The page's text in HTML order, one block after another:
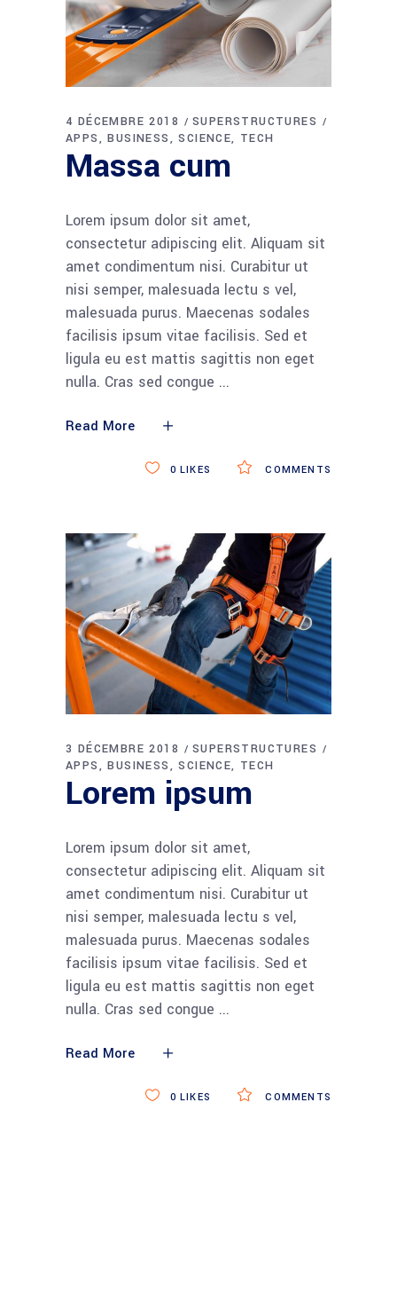
4 DÉCEMBRE 2018
SUPERSTRUCTURES
APPS
BUSINESS SCIENCE TECH
Massa cum
Lorem ipsum dolor sit amet,
consectetur adipiscing elit. Aliquam sit
amet condimentum nisi. Curabitur ut
nisi semper, malesuada lectu s vel,
malesuada purus. Maecenas sodales
facilisis ipsum vitae facilisis. Sed et
ligula eu est mattis sagittis non eget
nulla. Cras sed congue
Read More
COMMENTS
0 LIKES
3 DÉCEMBRE 2018
SUPERSTRUCTURES
APPS
BUSINESS SCIENCE TECH
Lorem ipsum
Lorem ipsum dolor sit amet,
consectetur adipiscing elit. Aliquam sit
amet condimentum nisi. Curabitur ut
nisi semper, malesuada lectu s vel,
malesuada purus. Maecenas sodales
facilisis ipsum vitae facilisis. Sed et
ligula eu est mattis sagittis non eget
nulla. Cras sed congue
Read More
COMMENTS
0 LIKES